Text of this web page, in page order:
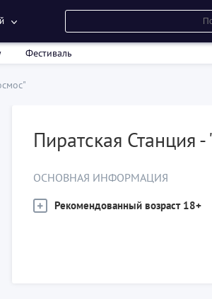
Фестиваль
Пиратская Станция
ОСНОВНАЯ ИНФОРМАЦИЯ
Рекомендованный возраст 18+